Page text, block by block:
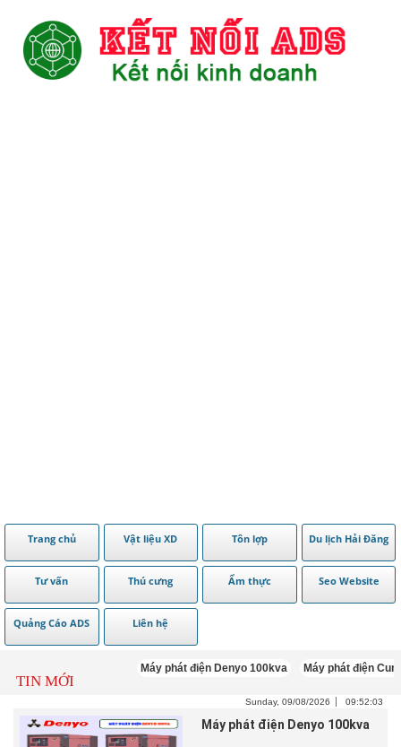
Trang chủ Vật liệu XD Tôn lợp Du lịch Hải Đăng
Tư vấn Thú cưng Ẩm thực Seo Website
Quảng Cáo ADS Liên hệ
TIN MỚI
Máy phát điện Denyo 100kva Máy phát điện Cummins
Sunday, 09/08/2026 09:52:04
Máy phát điện Denyo 100kva